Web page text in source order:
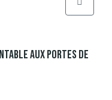
Aux Portes De